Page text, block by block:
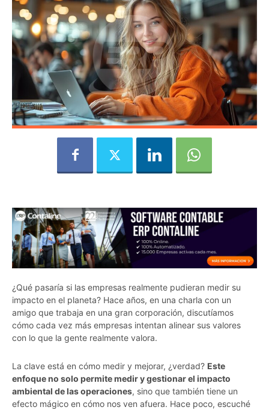
¿Qué pasaría si las empresas realmente pudieran medir su
impacto en el planeta? Hace años, en una charla con un
amigo que trabaja en una gran corporación, discutíamos
cómo cada vez más empresas intentan alinear sus valores
con lo que la gente realmente valora.
La clave está en cómo medir y mejorar, ¿verdad? Este
enfoque no solo permite medir y gestionar el impacto
ambiental de las operaciones, sino que también tiene un
efecto mágico en cómo nos ven afuera. Hace poco, escuché